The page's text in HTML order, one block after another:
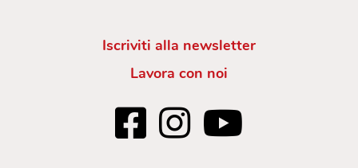
Iscriviti alla newsletter
Lavora con noi